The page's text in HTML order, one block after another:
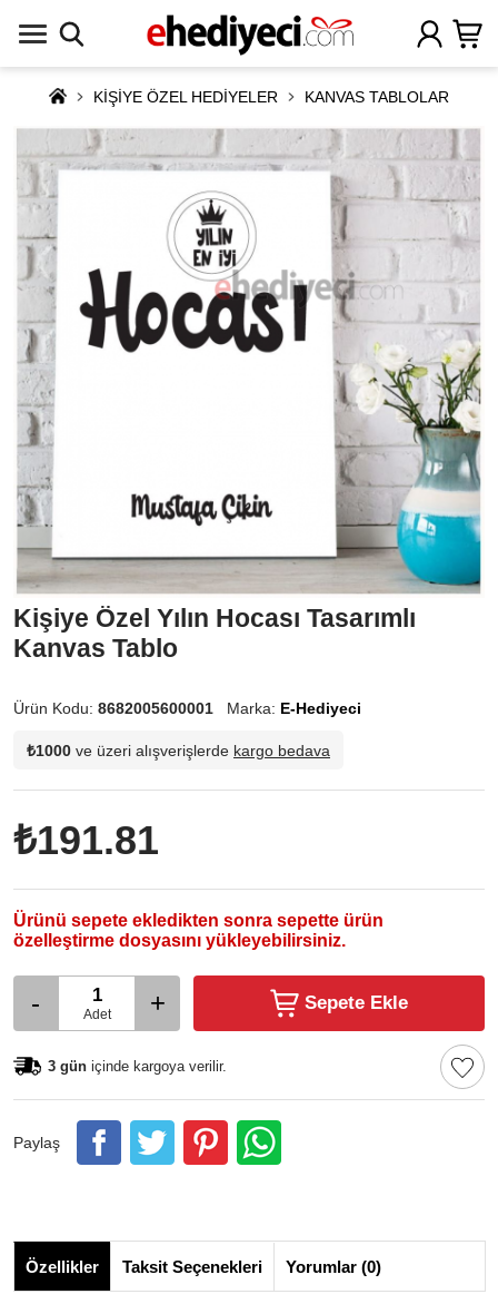
KİŞİYE ÖZEL HEDİYELER KANVAS TABLOLAR
Kişiye Özel Yılın Hocası Tasarımlı
Kanvas Tablo
Ürün Kodu: 8682005600001 Marka: E-Hediyeci
₺1000 ve üzeri alışverişlerde kargo bedava
₺191.81
Ürünü sepete ekledikten sonra sepette ürün
özelleştirme dosyasını yükleyebilirsiniz.
- Adet + Sepete Ekle
3 gün içinde kargoya verilir.
Paylaş
Özellikler Taksit Seçenekleri Yorumlar (0)